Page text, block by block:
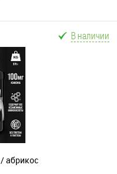
В наличии
абрикос